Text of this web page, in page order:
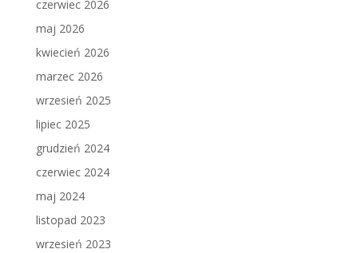
czerwiec 2026
maj 2026
kwiecień 2026
marzec 2026
wrzesień 2025
lipiec 2025
grudzień 2024
czerwiec 2024
maj 2024
listopad 2023
wrzesień 2023